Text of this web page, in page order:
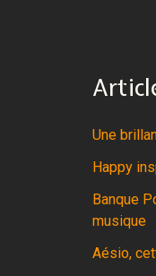
Une
Happy
Banque
musique
Aésio,